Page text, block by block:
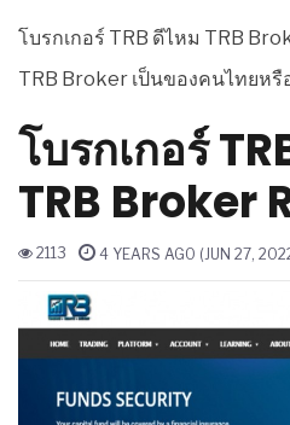
โบรกเกอร์ TRB ดีไหม TRB
TRB Broker เป็นของคนไทยหรื
โบรกเกอร์
TRB Broker
2113 4 YEARS AGO (JUN 27,